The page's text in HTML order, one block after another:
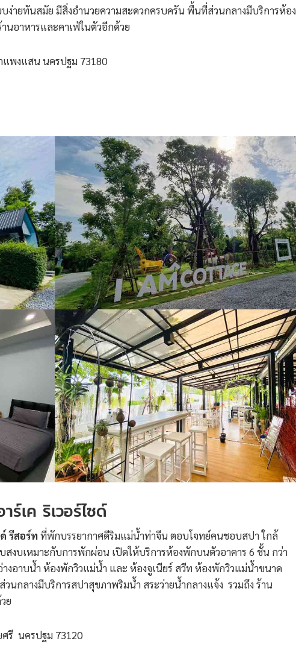
ายทันสมัย มีสิ่งอำนวยความสะดวกครบครัน พื้นที่ส่วนกลางมีบริการห้อง
นอาหารและคาเฟ่ในตัวอีกด้วย
พงแสน นครปฐม 73180
าร์เค ริเวอร์ไซด์
รีสอร์ทที่พักบรรยากาศดีริมแม่น้ำท่าจีน ตอบโจทย์คนชอบสปา ใกล้
งบเหมาะกับการพักผ่อน เปิดให้บริการห้องพักบนตัวอาคาร 6 ชั้น กว่า
อาบน้ำ ห้องพักวิวแม่น้ำ และ ห้องจูเนียร์ สวีท ห้องพักวิวแม่น้ำขนาด
กลางมีบริการสปาสุขภาพริมน้ำ สระว่ายน้ำกลางแจ้ง รวมถึง ร้าน
ย
ศรี นครปฐม 73120